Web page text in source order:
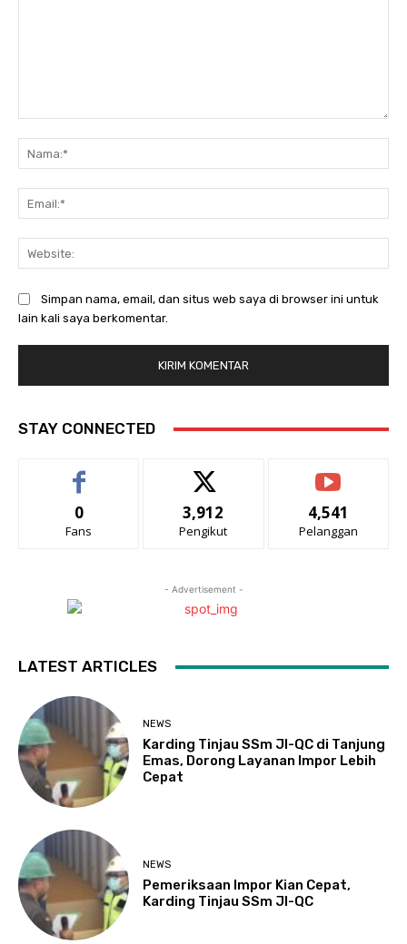
Simpan nama, email, dan situs web saya di browser ini untuk
lain kali saya berkomentar.
STAY CONNECTED
0
Fans
3,912
Pengikut
4,541
Pelanggan
- Advertisement -
LATEST ARTICLES
NEWS
Karding Tinjau SSm JI-QC di Tanjung
Emas, Dorong Layanan Impor Lebih
Cepat
NEWS
Pemeriksaan Impor Kian Cepat,
Karding Tinjau SSm JI-QC